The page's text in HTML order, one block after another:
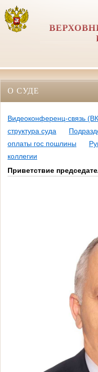
О СУДЕ
Видеоконференц-связь
структура суда
оплаты гос пошлины
коллегии
Приветствие